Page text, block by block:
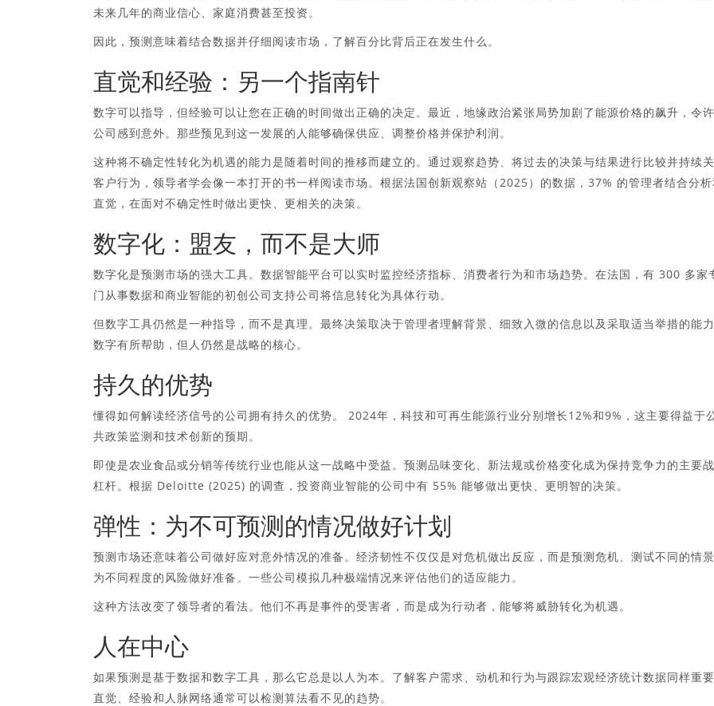
未来几年的商业信心、家庭消费甚至投资。
因此，预测意味着结合数据并仔细阅读市场，了解百分比背后正在发生什么。
直觉和经验：另一个指南针
数字可以指导，但经验可以让您在正确的时间做出正确的决定。最近，地缘政治紧张局势加剧了能源价格的飙升，令
公司感到意外。那些预见到这一发展的人能够确保供应、调整价格并保护利润。
这种将不确定性转化为机遇的能力是随着时间的推移而建立的。通过观察趋势、将过去的决策与结果进行比较并持续
客户行为，领导者学会像一本打开的书一样阅读市场。根据法国创新观察站（2025）的数据，37% 的管理者结合分析
直觉，在面对不确定性时做出更快、更相关的决策。
数字化：盟友，而不是大师
数字化是预测市场的强大工具。数据智能平台可以实时监控经济指标、消费者行为和市场趋势。在法国，有 300 多家
门从事数据和商业智能的初创公司支持公司将信息转化为具体行动。
但数字工具仍然是一种指导，而不是真理。最终决策取决于管理者理解背景、细致入微的信息以及采取适当举措的能力
数字有所帮助，但人仍然是战略的核心。
持久的优势
懂得如何解读经济信号的公司拥有持久的优势。 2024年，科技和可再生能源行业分别增长12%和9%，这主要得益于
共政策监测和技术创新的预期。
即使是农业食品或分销等传统行业也能从这一战略中受益。预测品味变化、新法规或价格变化成为保持竞争力的主要
杠杆。根据 Deloitte (2025) 的调查，投资商业智能的公司中有 55% 能够做出更快、更明智的决策。
弹性：为不可预测的情况做好计划
预测市场还意味着公司做好应对意外情况的准备。经济韧性不仅仅是对危机做出反应，而是预测危机、测试不同的情
为不同程度的风险做好准备。一些公司模拟几种极端情况来评估他们的适应能力。
这种方法改变了领导者的看法。他们不再是事件的受害者，而是成为行动者，能够将威胁转化为机遇。
人在中心
如果预测是基于数据和数字工具，那么它总是以人为本。了解客户需求、动机和行为与跟踪宏观经济统计数据同样重要
直觉、经验和人脉网络通常可以检测算法看不见的趋势。